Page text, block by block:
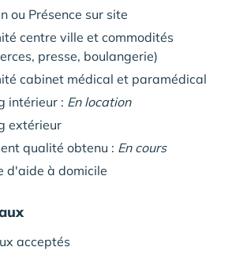
ou Présence sur site
centre ville et commodités
presse, boulangerie)
cabinet médical et paramédical
intérieur : En location
extérieur
qualité obtenu : En cours
d'aide à domicile
acceptés